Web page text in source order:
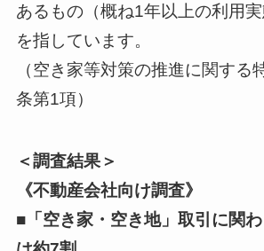
あるもの（概ね1年以上の利用
を指しています。
（空き家等対策の推進に関する
条第1項）
＜調査結果＞
《不動産会社向け調査》
■「空き家・空き地」取引に関